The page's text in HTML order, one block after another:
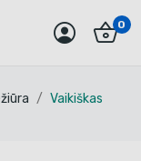
0
Vaikiškas